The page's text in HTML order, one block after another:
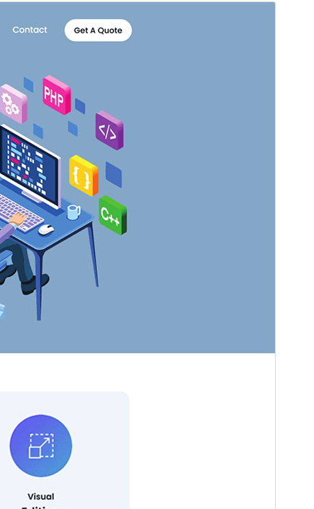
Detta tema är gratis men erbjuder ytterligare betalda
Förhandsgranska
Version
Senast uppdaterat
Aktiva installationer
WordPress-version
PHP-version
Temats startsida